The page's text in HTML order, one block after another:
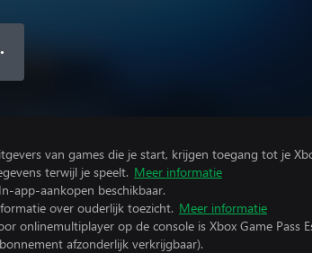
van games die je start, krijgen toegang tot je
terwijl je speelt. Meer informatie
app-aankopen beschikbaar.
over ouderlijk toezicht. Meer informatie
onlinemultiplayer op de console is Xbox Game Pass
afzonderlijk verkrijgbaar).